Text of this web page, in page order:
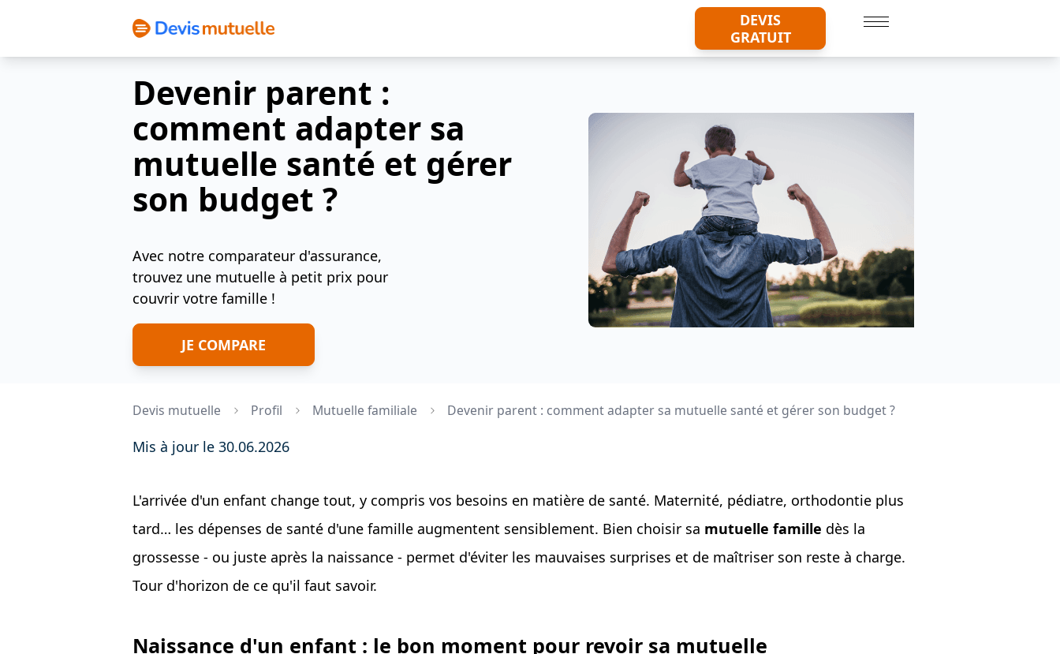
DEVIS
GRATUIT
Devenir parent :
comment adapter sa
mutuelle santé et gérer
son budget ?
Avec notre comparateur d'assurance,
trouvez une mutuelle à petit prix pour
couvrir votre famille !
JE COMPARE
Devis mutuelle Profil Mutuelle familiale Devenir parent : comment adapter sa mutuelle santé et gérer son budget ?
Mis à jour le 30.06.2026
L'arrivée d'un enfant change tout, y compris vos besoins en matière de santé. Maternité, pédiatre, orthodontie plus
tard… les dépenses de santé d'une famille augmentent sensiblement. Bien choisir sa mutuelle famille dès la
grossesse - ou juste après la naissance - permet d'éviter les mauvaises surprises et de maîtriser son reste à charge.
Tour d'horizon de ce qu'il faut savoir.
Naissance d'un enfant : le bon moment pour revoir sa mutuelle